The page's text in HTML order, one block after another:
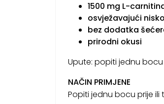
1500 mg L-
osvježavajući
bez dodatka
prirodni okusi
Upute: popiti jednu bocu
NAČIN PRIMJENE
Popiti jednu bocu prije ili